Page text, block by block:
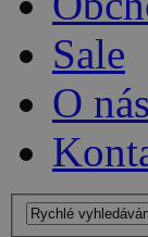
Sale
O nás